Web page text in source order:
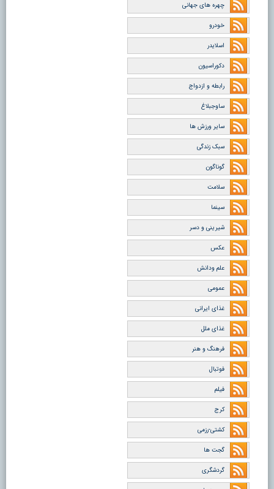
چهره های جهانی
خودرو
اسلایدر
دکوراسیون
رابطه و ازدواج
ساوجبلاغ
سایر ورزش ها
سبک زندگی
گوناگون
سلامت
سینما
شیرینی و دسر
عکس
علم ودانش
عمومی
غذای ایرانی
غذای ملل
فرهنگ و هنر
فوتبال
فیلم
کرج
کشتی-رزمی
گجت ها
گردشگری